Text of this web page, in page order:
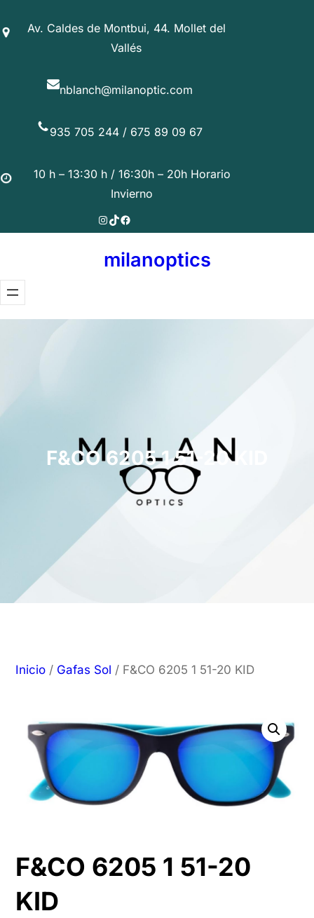
al
Av. Caldes de Montbui, 44. Mollet del
Vallés
nblanch@milanoptic.com
935 705 244 / 675 89 09 67
10 h – 13:30 h / 16:30h – 20h Horario
Invierno
Instagram
TikTok
Facebook
milanoptics
F&CO 6205 1 51-20 KID
Inicio / Gafas Sol / F&CO 6205 1 51-20 KID
F&CO 6205 1 51-20
KID